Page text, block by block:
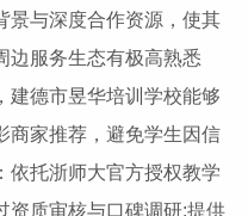
景与深度合作资源，使其
边服务生态有极高熟悉
建德市昱华培训学校能够
商家推荐，避免学生因信
依托浙师大官方授权教学
资质审核与口碑调研;提供